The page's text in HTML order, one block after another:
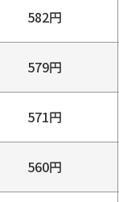
582円
579円
571円
560円